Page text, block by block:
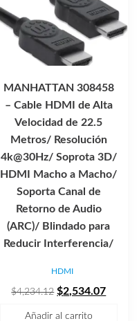
MANHATTAN 308458
– Cable HDMI de Alta
Velocidad de 22.5
Metros/ Resolución
4k@30Hz/ Soprota 3D/
HDMI Macho a Macho/
Soporta Canal de
Retorno de Audio
(ARC)/ Blindado para
Reducir Interferencia/
HDMI
$4,234.12 El
$2,534.07El
Añadir al carrito